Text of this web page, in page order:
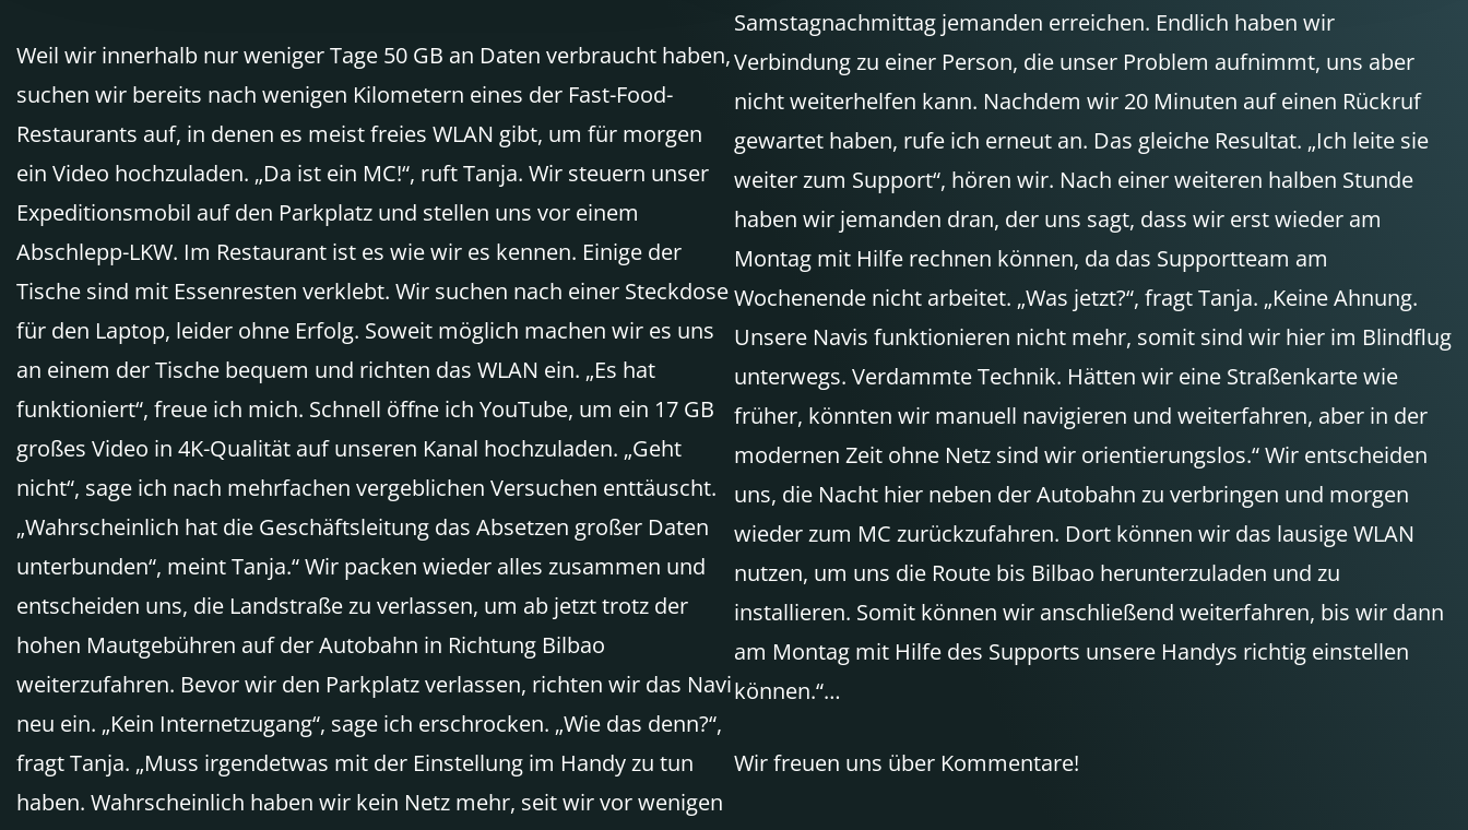
Weil wir innerhalb nur weniger Tage 50 GB an Daten verbraucht haben,
suchen wir bereits nach wenigen Kilometern eines der Fast-Food-
Restaurants auf, in denen es meist freies WLAN gibt, um für morgen
ein Video hochzuladen. „Da ist ein MC!“, ruft Tanja. Wir steuern unser
Expeditionsmobil auf den Parkplatz und stellen uns vor einem
Abschlepp-LKW. Im Restaurant ist es wie wir es kennen. Einige der
Tische sind mit Essenresten verklebt. Wir suchen nach einer Steckdose
für den Laptop, leider ohne Erfolg. Soweit möglich machen wir es uns
an einem der Tische bequem und richten das WLAN ein. „Es hat
funktioniert“, freue ich mich. Schnell öffne ich YouTube, um ein 17 GB
großes Video in 4K-Qualität auf unseren Kanal hochzuladen. „Geht
nicht“, sage ich nach mehrfachen vergeblichen Versuchen enttäuscht.
„Wahrscheinlich hat die Geschäftsleitung das Absetzen großer Daten
unterbunden“, meint Tanja.“ Wir packen wieder alles zusammen und
entscheiden uns, die Landstraße zu verlassen, um ab jetzt trotz der
hohen Mautgebühren auf der Autobahn in Richtung Bilbao
weiterzufahren. Bevor wir den Parkplatz verlassen, richten wir das Navi
neu ein. „Kein Internetzugang“, sage ich erschrocken. „Wie das denn?“,
fragt Tanja. „Muss irgendetwas mit der Einstellung im Handy zu tun
haben. Wahrscheinlich haben wir kein Netz mehr, seit wir vor wenigen
Samstagnachmittag jemanden erreichen. Endlich haben wir
Verbindung zu einer Person, die unser Problem aufnimmt, uns aber
nicht weiterhelfen kann. Nachdem wir 20 Minuten auf einen Rückruf
gewartet haben, rufe ich erneut an. Das gleiche Resultat. „Ich leite sie
weiter zum Support“, hören wir. Nach einer weiteren halben Stunde
haben wir jemanden dran, der uns sagt, dass wir erst wieder am
Montag mit Hilfe rechnen können, da das Supportteam am
Wochenende nicht arbeitet. „Was jetzt?“, fragt Tanja. „Keine Ahnung.
Unsere Navis funktionieren nicht mehr, somit sind wir hier im Blindflug
unterwegs. Verdammte Technik. Hätten wir eine Straßenkarte wie
früher, könnten wir manuell navigieren und weiterfahren, aber in der
modernen Zeit ohne Netz sind wir orientierungslos.“ Wir entscheiden
uns, die Nacht hier neben der Autobahn zu verbringen und morgen
wieder zum MC zurückzufahren. Dort können wir das lausige WLAN
nutzen, um uns die Route bis Bilbao herunterzuladen und zu
installieren. Somit können wir anschließend weiterfahren, bis wir dann
am Montag mit Hilfe des Supports unsere Handys richtig einstellen
können.“…
Wir freuen uns über Kommentare!